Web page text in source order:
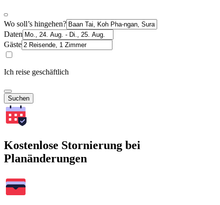
Wo soll’s hingehen?
Daten
Gäste
Ich reise geschäftlich
Suchen
Kostenlose Stornierung bei
Planänderungen